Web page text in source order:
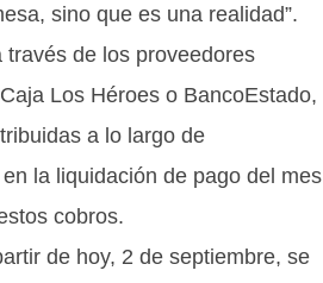
sino que es una realidad”.
de los proveedores
Los Héroes o BancoEstado,
a lo largo de
la liquidación de pago del mes
cobros.
de hoy, 2 de septiembre, se